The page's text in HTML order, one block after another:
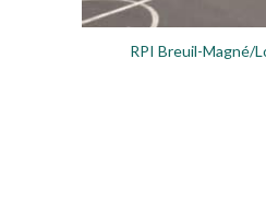
RPI Breuil-Magné/